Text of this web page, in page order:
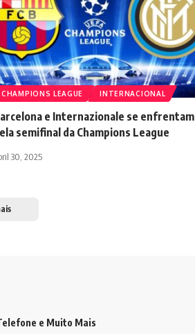
CHAMPIONS LEAGUE INTERNACIONAL
e Internazionale se enfrentam
semifinal da Champions League
30, 2025
e Muito Mais